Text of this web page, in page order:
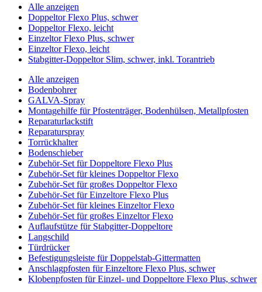
Alle anzeigen
Doppeltor Flexo Plus, schwer
Doppeltor Flexo, leicht
Einzeltor Flexo Plus, schwer
Einzeltor Flexo, leicht
Stabgitter-Doppeltor Slim, schwer, inkl. Torantrieb
Alle anzeigen
Bodenbohrer
GALVA-Spray
Montagehilfe für Pfostenträger, Bodenhülsen, Metallpfosten
Reparaturlackstift
Reparaturspray
Torrückhalter
Bodenschieber
Zubehör-Set für Doppeltore Flexo Plus
Zubehör-Set für kleines Doppeltor Flexo
Zubehör-Set für großes Doppeltor Flexo
Zubehör-Set für Einzeltore Flexo Plus
Zubehör-Set für kleines Einzeltor Flexo
Zubehör-Set für großes Einzeltor Flexo
Auflaufstütze für Stabgitter-Doppeltore
Langschild
Türdrücker
Befestigungsleiste für Doppelstab-Gittermatten
Anschlagpfosten für Einzeltore Flexo Plus, schwer
Klobenpfosten für Einzel- und Doppeltore Flexo Plus, schwer